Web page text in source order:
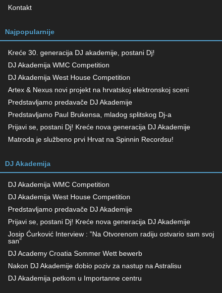
Kontakt
Najpopularnije
Kreće 30. generacija DJ akademije, postani Dj!
DJ Akademija WMC Competition
DJ Akademija West House Competition
Artex & Nexus novi projekt na hrvatskoj elektronskoj sceni
Predstavljamo predavače DJ Akademije
Predstavljamo Paul Brukensa, mladog splitskog Dj-a
Prijavi se, postani Dj! Kreće nova generacija DJ Akademije
Matroda je službeno prvi Hrvat na Spinnin Recordsu!
DJ Akademija
DJ Akademija WMC Competition
DJ Akademija West House Competition
Predstavljamo predavače DJ Akademije
Prijavi se, postani Dj! Kreće nova generacija DJ Akademije
Josip Ćurković Interview : ”Na Otvorenom radiju ostvario sam svoj
san”
DJ Academy Croatia Sommer Wett bewerb
Nakon DJ Akademije dobio poziv za nastup na Astralisu
DJ Akademija petkom u Importanne centru